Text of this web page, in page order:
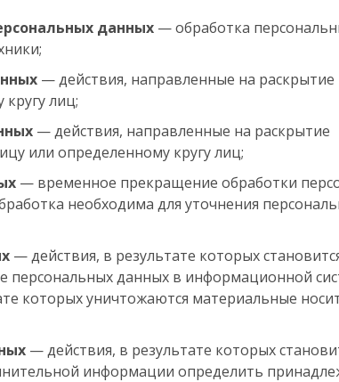
данных — обработка
— действия, направленные на раскрытие
лиц;
— действия, направленные на раскрытие
или определенному кругу лиц;
— временное прекращение обработки
необходима для уточнения
— действия, в результате которых
персональных данных в информационной
которых уничтожаются материальные
— действия, в результате которых
информации определить